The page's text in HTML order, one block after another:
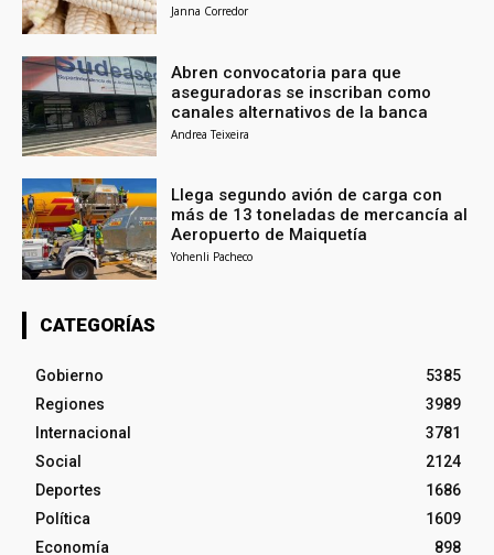
Janna Corredor
Abren convocatoria para que
aseguradoras se inscriban como
canales alternativos de la banca
Andrea Teixeira
Llega segundo avión de carga con
más de 13 toneladas de mercancía al
Aeropuerto de Maiquetía
Yohenli Pacheco
CATEGORÍAS
Gobierno
5385
Regiones
3989
Internacional
3781
Social
2124
Deportes
1686
Política
1609
Economía
898